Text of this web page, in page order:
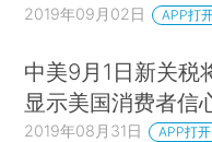
2019年09月02日 APP打
中美9月1日新关税
显示美国消费者信
2019年08月31日 APP打开